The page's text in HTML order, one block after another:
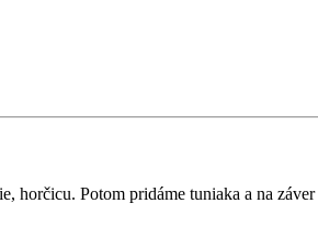
horčicu. Potom pridáme tuniaka a na